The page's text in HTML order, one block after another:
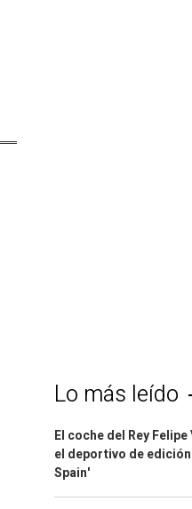
Lo más leído
El coche del Rey
el deportivo de
Spain'